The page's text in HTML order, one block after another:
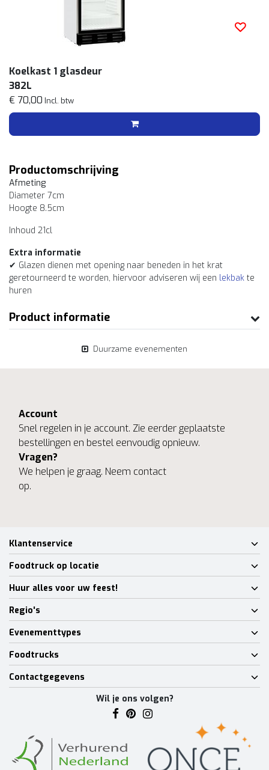
Koelkast 1 glasdeur
382L
€ 70,00 Incl. btw
Productomschrijving
Afmeting
Diameter 7cm
Hoogte 8.5cm
Inhoud 21cl
Extra informatie
✔ Glazen dienen met opening naar beneden in het krat
geretourneerd te worden, hiervoor adviseren wij een lekbak te
huren
Product informatie
Duurzame evenementen
Account
Snel regelen in je account. Zie eerder geplaatste
bestellingen en bestel eenvoudig opnieuw.
Vragen?
We helpen je graag. Neem contact
op.
Klantenservice
Foodtruck op locatie
Huur alles voor uw feest!
Regio's
Evenementtypes
Foodtrucks
Contactgegevens
Wil je ons volgen?